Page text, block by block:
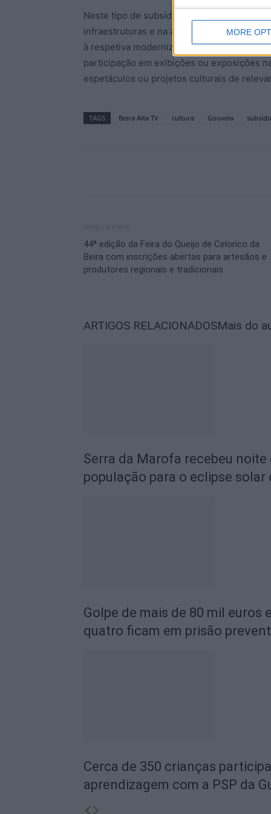
MORE
Neste tipo de subsídios, as coletividades
infraestruturas e na aquisição de materiais
à respetiva modernização associativa.
participação em exibições ou exposições
espetáculos ou projetos culturais de
TAGS Beira Alta TV cultura Gouveia
44ª edição da Feira do Queijo de Celorico da
Beira com inscrições abertas para artesãos e
produtores regionais e tradicionais
ARTIGOS RELACIONADOSMais do
Serra da Marofa recebeu
população para o eclipse solar
Golpe de mais de 80 mil euros
quatro ficam em prisão
Cerca de 350 crianças
aprendizagem com a PSP da